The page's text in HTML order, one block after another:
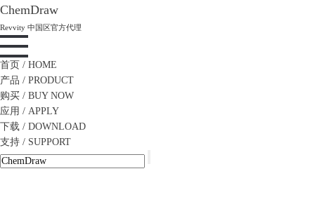
ChemDraw
Revvity 中国区官方代理
首页 / HOME
产品 / PRODUCT
购买 / BUY NOW
应用 / APPLY
下载 / DOWNLOAD
支持 / SUPPORT